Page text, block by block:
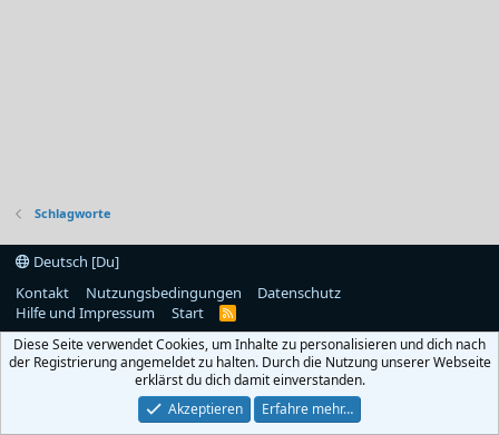
Schlagworte
Deutsch [Du]
Kontakt
Nutzungsbedingungen
Datenschutz
Hilfe und Impressum
Start
R
S
Diese Seite verwendet Cookies, um Inhalte zu personalisieren und dich nach
der Registrierung angemeldet zu halten. Durch die Nutzung unserer Webseite
erklärst du dich damit einverstanden.
Akzeptieren
Erfahre mehr…